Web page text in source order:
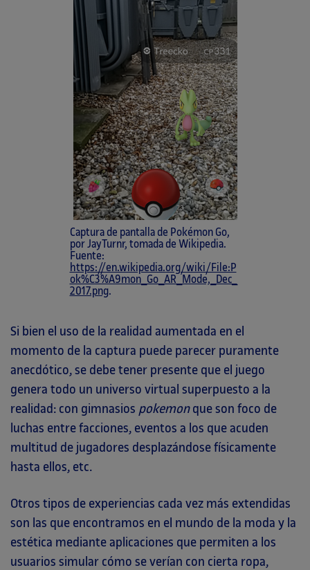
Captura de pantalla de Pokémon Go,
por JayTurnr, tomada de Wikipedia.
Fuente:
https://en.wikipedia.org/wiki/File:P
ok%C3%A9mon_Go_AR_Mode,_Dec_
2017.png.
Si bien el uso de la realidad aumentada en el
momento de la captura puede parecer puramente
anecdótico, se debe tener presente que el juego
genera todo un universo virtual superpuesto a la
realidad: con gimnasios pokemon que son foco de
luchas entre facciones, eventos a los que acuden
multitud de jugadores desplazándose físicamente
hasta ellos, etc.
Otros tipos de experiencias cada vez más extendidas
son las que encontramos en el mundo de la moda y la
estética mediante aplicaciones que permiten a los
usuarios simular cómo se verían con cierta ropa,